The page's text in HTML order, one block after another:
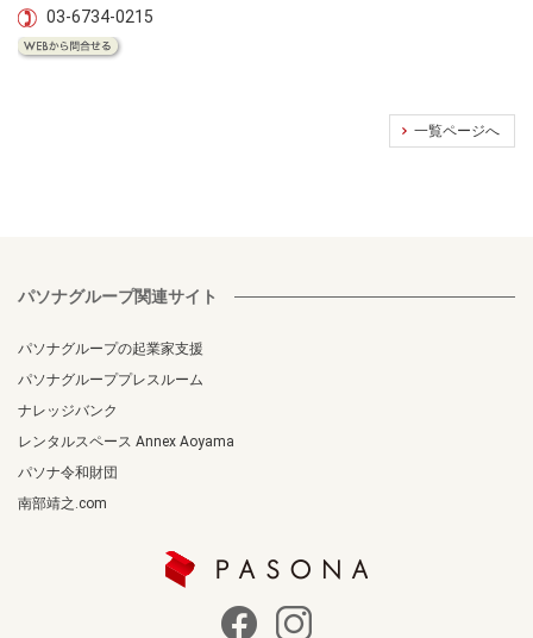
03-6734-0215
一覧ページへ
パソナグループ関連サイト
パソナグループの起業家支援
パソナグループプレスルーム
ナレッジバンク
レンタルスペース Annex Aoyama
パソナ令和財団
南部靖之.com